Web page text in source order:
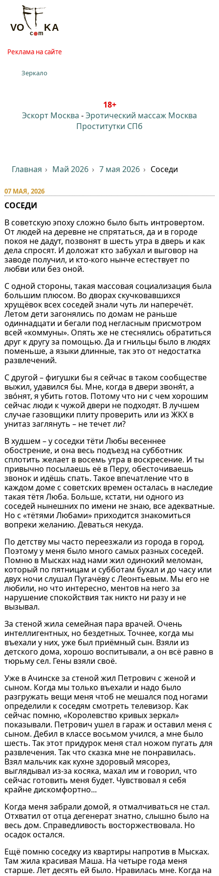
Реклама на сайте
Зеркало
18+
Эскорт Москва -Эротический массаж Москва
Проститутки СПб
Главная Май 2026 7 мая 2026 Соседи
07 МАЯ, 2026
СОСЕДИ
В советскую эпоху сложно было быть интровертом.
От людей на деревне не спрятаться, да и в городе
покоя не дадут, позвонят в шесть утра в дверь и как
дела спросят. И доложат кто забухал и выговор на
заводе получил, и кто-кого нынче естествует по
любви или без оной.
С одной стороны, такая массовая социализация была
большим плюсом. Во дворах скучковавшихся
хрущёвок всех соседей знали чуть ли наперечёт.
Летом дети загонялись по домам не раньше
одиннадцати и бегали под негласным присмотром
всей «коммуны». Опять же не стеснялись обратиться
друг к другу за помощью. Да и гнильцы было в людях
поменьше, а языки длинные, так это от недостатка
развлечений.
С другой – фигушки бы я сейчас в таком сообществе
выжил, удавился бы. Мне, когда в двери звоня́т, а
зво́нят, я убить готов. Потому что ни с чем хорошим
сейчас люди к чужой двери не подходят. В лучшем
случае газовщики плиту проверить или из ЖКХ в
унитаз заглянуть – не течет ли?
В худшем – у соседки тёти Любы весеннее
обострение, и она весь подъезд на субботник
сплотить желает в восемь утра в воскресение. И ты
привычно посылаешь её в Перу, обесточиваешь
звонок и идёшь спать. Такое впечатление что в
каждом доме с советских времен осталась в наследие
такая тётя Люба. Больше, кстати, ни одного из
соседей нынешних по имени не знаю, все адекватные.
Но с «тётями Любами» приходится знакомиться
вопреки желанию. Деваться некуда.
По детству мы часто переезжали из города в город.
Поэтому у меня было много самых разных соседей.
Помню в Мысках над нами жил одинокий меломан,
который по пятницам и субботам бухал и до часу или
двух ночи слушал Пугачёву с Леонтьевым. Мы его не
любили, но что интересно, ментов на него за
нарушение спокойствия так никто ни разу и не
вызывал.
За стеной жила семейная пара врачей. Очень
интеллигентных, но бездетных. Точнее, когда мы
въехали у них, уже был приёмный сын. Взяли из
детского дома, хорошо воспитывали, а он всё равно в
тюрьму сел. Гены взяли своё.
Уже в Ачинске за стеной жил Петрович с женой и
сыном. Когда мы только въехали и надо было
разгружать вещи меня чтоб не мешался под ногами
определили к соседям смотреть телевизор. Как
сейчас помню, «Королевство кривых зеркал»
показывали. Петрович ушел в гараж и оставил меня с
сыном. Дебил в классе восьмом учился, а мне было
шесть. Так этот придурок меня стал ножом пугать для
развлечения. Так что сказка мне не понравилась.
Взял мальчик как кухне здоровый мясорез,
выглядывал из-за косяка, махал им и говорил, что
сейчас готовить меня будет. Чувствовал я себя
крайне дискомфортно...
Когда меня забрали домой, я отмалчиваться не стал.
Отхватил от отца дегенерат знатно, слышно было на
весь дом. Справедливость восторжествовала. Но
осадок остался.
Ещё помню соседку из квартиры напротив в Мысках.
Там жила красивая Маша. На четыре года меня
старше. Лет десять ей было. Нравилась мне. Когда на